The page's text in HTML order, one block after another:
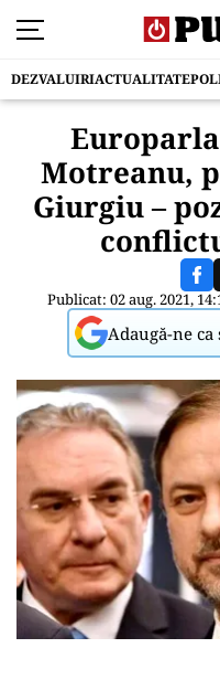
DEZVALUIRIACTUALITATE
Motreanu,
Giurgiu –
Publicat: 02 aug. 2021,
Adaugă-ne